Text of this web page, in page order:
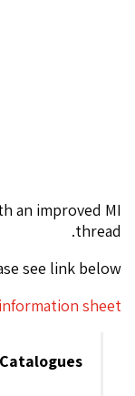
an improved MI
thread.
see link below:
sheet
Catalogues